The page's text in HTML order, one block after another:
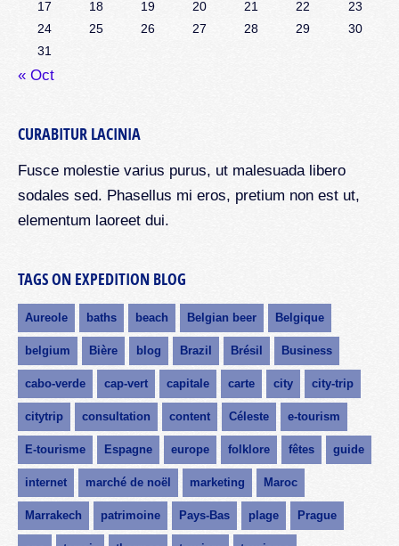
17
18 19 20 21 22
23
24
25 26 27 28 29
30
31
« Oct
CURABITUR LACINIA
Fusce molestie varius purus, ut malesuada libero
sodales sed. Phasellus mi eros, pretium non est ut,
elementum laoreet dui.
TAGS ON EXPEDITION BLOG
Aureole baths beach Belgian beer Belgique
belgium Bière blog Brazil Brésil Business
cabo-verde cap-vert capitale carte city city-trip
citytrip consultation content Céleste e-tourism
E-tourisme Espagne europe folklore fêtes guide
internet marché de noël marketing Maroc
Marrakech patrimoine Pays-Bas plage Prague